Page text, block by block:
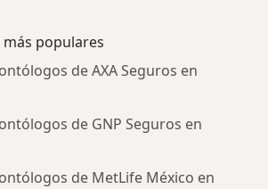
populares
de AXA Seguros en
de GNP Seguros en
de MetLife México en